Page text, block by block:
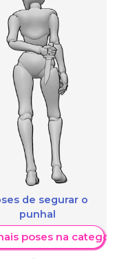
de segurar o
punhal
poses na